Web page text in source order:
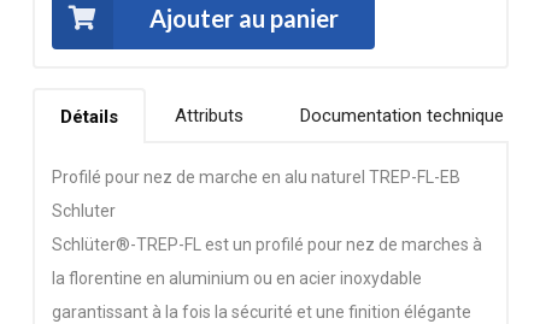
Ajouter au panier
Détails Attributs Documentation technique
Profilé pour nez de marche en alu naturel TREP-FL-EB
Schluter
Schlüter®-TREP-FL est un profilé pour nez de marches à
la florentine en aluminium ou en acier inoxydable
garantissant à la fois la sécurité et une finition élégante